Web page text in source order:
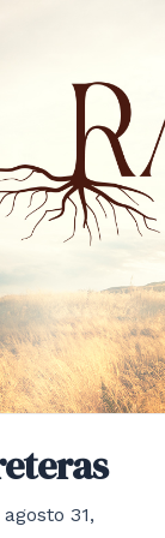
agosto 31,